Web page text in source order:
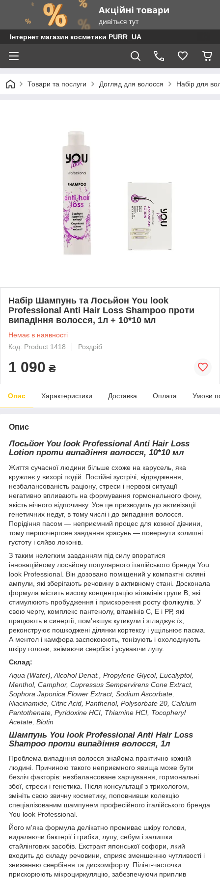
Інтернет магазин косметики PURR_UA
Товари та послуги Догляд для волосся Набір для
Набір Шампунь та Лосьйон You look
Professional Anti Hair Loss Shampoo проти
випадіння волосся, 1л + 10*10 мл
Немає в наявності
Код: Product 1418
Роздріб
1 090 ₴
Опис Характеристики Доставка Оплата Умови
Опис
Лосьйон You look Professional Anti Hair Loss
Lotion проти випадіння волосся, 10*10 мл
Життя сучасної людини більше схоже на карусель, яка
кружляє у вихорі подій. Постійні зустрічі, відрядження,
незбалансованість раціону, стреси і нервові ситуації
негативно впливають на формування гормонального фону,
якість нічного відпочинку. Усе це призводить до активізації
генетичних недуг, в тому числі і до випадіння волосся.
Порідіння пасом — неприємний процес для кожної дівчини,
тому першочергове завдання красунь — повернути колишні
густоту і сяйво локонів.
З таким нелегким завданням під силу впоратися
інноваційному лосьйону популярного італійського бренда You
look Professional. Він дозовано поміщений у компактні скляні
ампули, які зберігають речовину в активному стані. Досконала
формула містить високу концентрацію вітамінів групи В, які
стимулюють пробудження і прискорення росту фолікулів. У
свою чергу, комплекс пантенолу, вітамінів С, Е і РР, які
працюють в синергії, пом'якшує кутикули і згладжує їх,
реконструює пошкоджені ділянки кортексу і ущільнює пасма.
А ментол і камфора заспокоюють, тонізують і охолоджують
шкіру голови, знімаючи свербіж і усуваючи лупу.
Склад:
Aqua (Water), Alcohol Denat., Propylene Glycol, Eucalyptol,
Menthol, Camphor, Cupressus Sempervirens Cone Extract,
Sophora Japonica Flower Extract, Sodium Ascorbate,
Niacinamide, Citric Acid, Panthenol, Polysorbate 20, Calcium
Pantothenate, Pyridoxine HCI, Thiamine HCI, Tocopheryl
Acetate, Biotin
Шампунь You look Professional Anti Hair Loss
Shampoo проти випадіння волосся, 1л
Проблема випадіння волосся знайома практично кожній
людині. Причиною такого неприємного явища може бути
безліч факторів: незбалансоване харчування, гормональні
збої, стреси і генетика. Після консультації з трихологом,
змініть свою звичну косметику, поповнивши колекцію
спеціалізованим шампунем професійного італійського бренда
You look Professional.
Його м'яка формула делікатно промиває шкіру голови,
видаляючи бактерії і грибки, лупу, себум і залишки
стайлінгових засобів. Екстракт японської софори, який
входить до складу речовини, сприяє зменшенню чутливості і
зниженню свербіння та дискомфорту. Пілінг-часточки
прискорюють мікроциркуляцію, забезпечуючи приплив